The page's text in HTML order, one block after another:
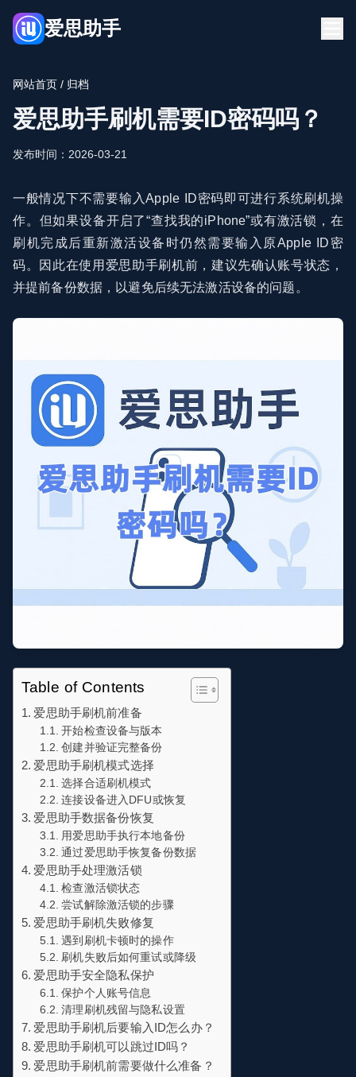
爱思助手
FQA
爱思助手下载
立即下载
网站首页 / 归档
爱思助手刷机需要ID密码吗？
发布时间：2026-03-21
一般情况下不需要输入Apple ID密码即可进行系统刷机操
作。但如果设备开启了“查找我的iPhone”或有激活锁，在
刷机完成后重新激活设备时仍然需要输入原Apple ID密
码。因此在使用爱思助手刷机前，建议先确认账号状态，
并提前备份数据，以避免后续无法激活设备的问题。
Table of Contents
爱思助手刷机前准备
开始检查设备与版本
创建并验证完整备份
爱思助手刷机模式选择
选择合适刷机模式
连接设备进入DFU或恢复
爱思助手数据备份恢复
用爱思助手执行本地备份
通过爱思助手恢复备份数据
爱思助手处理激活锁
检查激活锁状态
尝试解除激活锁的步骤
爱思助手刷机失败修复
遇到刷机卡顿时的操作
刷机失败后如何重试或降级
爱思助手安全隐私保护
保护个人账号信息
清理刷机残留与隐私设置
爱思助手刷机后要输入ID怎么办？
爱思助手刷机可以跳过ID吗？
爱思助手刷机前需要做什么准备？